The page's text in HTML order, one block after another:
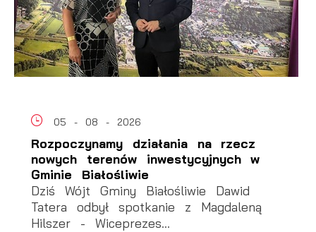
05 - 08 - 2026
Rozpoczynamy działania na rzecz
nowych terenów inwestycyjnych w
Gminie Białośliwie
Dziś Wójt Gminy Białośliwie Dawid
Tatera odbył spotkanie z Magdaleną
Hilszer - Wiceprezes...